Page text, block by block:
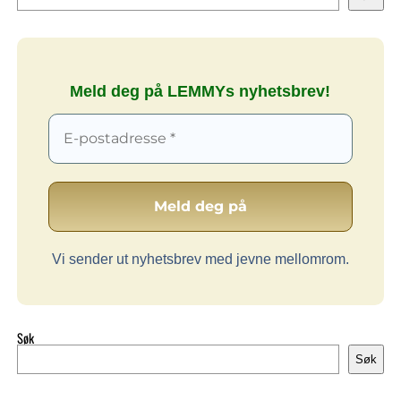
Meld deg på LEMMYs nyhetsbrev!
Vi sender ut nyhetsbrev med jevne mellomrom.
Søk
Søk